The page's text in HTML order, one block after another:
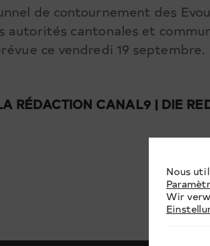
de contournement des
autorités cantonales et
ce vendredi 19 septembre.
RÉDACTION CANAL9 | DIE
Nous
Wir